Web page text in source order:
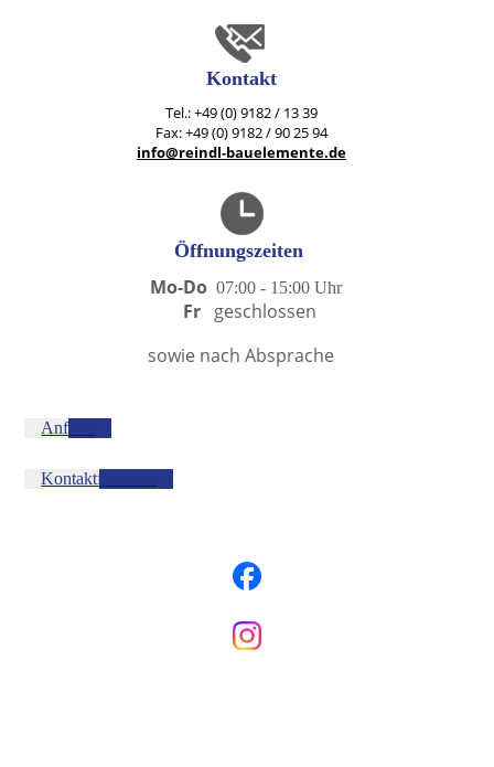
Kontakt
Tel.: +49 (0) 9182 / 13 39
Fax: +49 (0) 9182 / 90 25 94
info@reindl-bauelemente.de
Öffnungszeiten
Mo-Do 07:00 - 15:00 Uhr
Fr geschlossen
sowie nach Absprache
Anfahrt
Kontaktformular